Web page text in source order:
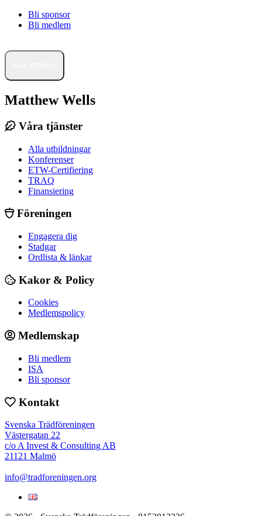
Bli sponsor
Bli medlem
Matthew Wells
Våra tjänster
Alla utbildningar
Konferenser
ETW-Certifiering
TRAQ
Finansiering
Föreningen
Engagera dig
Stadgar
Ordlista & länkar
Kakor & Policy
Cookies
Medlemspolicy
Medlemskap
Bli medlem
ISA
Bli sponsor
Kontakt
Svenska Trädföreningen
Västergatan 22
c/o A Invest & Consulting AB
21121 Malmö
info@tradforeningen.org